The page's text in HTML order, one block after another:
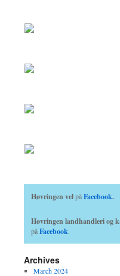
Høvringen velpåFacebook.
Høvringen landhandleri og
påFacebook.
Archives
March 2024